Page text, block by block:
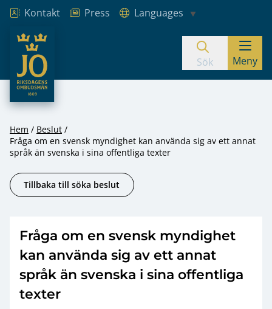
Hoppa till innehåll
Kontakt Press
Languages
JO – Riksdagens Ombudsmän
Sök Meny
Hem
Beslut
Fråga om en svensk myndighet kan använda sig av ett annat
språk än svenska i sina offentliga texter
Tillbaka till söka beslut
Fråga om en svensk myndighet
kan använda sig av ett annat
språk än svenska i sina offentliga
texter